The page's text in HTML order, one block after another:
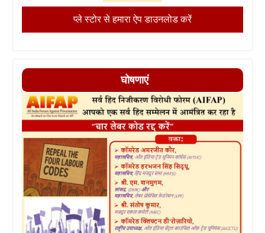
प्ले स्टोर से हमारा ऐप डाउनलोड करें
घोषणाएं